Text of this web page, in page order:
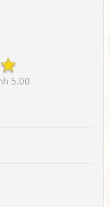
☆
5.00